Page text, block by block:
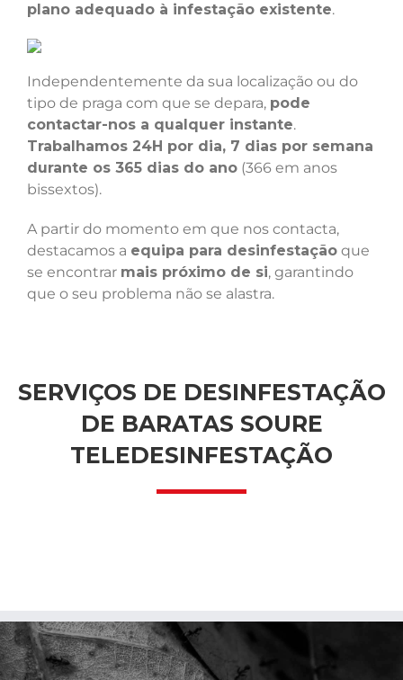
plano adequado à infestação existente.
Independentemente da sua localização ou do
tipo de praga com que se depara, pode
contactar-nos a qualquer instante.
Trabalhamos 24H por dia, 7 dias por semana
durante os 365 dias do ano (366 em anos
bissextos).
A partir do momento em que nos contacta,
destacamos a equipa para desinfestação que
se encontrar mais próximo de si, garantindo
que o seu problema não se alastra.
SERVIÇOS DE DESINFESTAÇÃO
DE BARATAS SOURE
TELEDESINFESTAÇÃO